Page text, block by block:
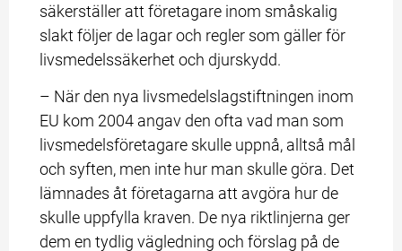
säkerställer att företagare inom småskalig
slakt följer de lagar och regler som gäller för
livsmedelssäkerhet och djurskydd.
– När den nya livsmedelslagstiftningen inom
EU kom 2004 angav den ofta vad man som
livsmedelsföretagare skulle uppnå, alltså mål
och syften, men inte hur man skulle göra. Det
lämnades åt företagarna att avgöra hur de
skulle uppfylla kraven. De nya riktlinjerna ger
dem en tydlig vägledning och förslag på de